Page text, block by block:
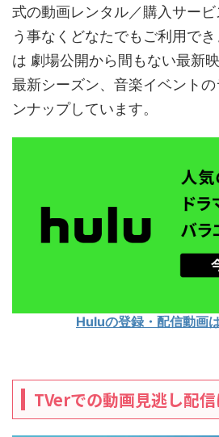
式の動画レンタル／購入サー
う事なくどなたでもご利用で
は 劇場公開から間もない最新
最新シーズン、音楽イベント
ンナップしています。
Huluの登録・配信動画
TVerでの動画見逃し配信